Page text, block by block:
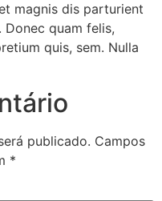
magnis dis parturient
Donec quam felis,
quis, sem. Nulla
publicado. Campos
*